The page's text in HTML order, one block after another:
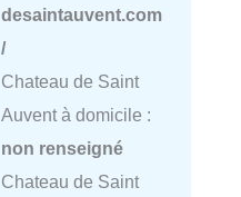
desaintauvent.com
/
Chateau de Saint
Auvent à domicile :
non renseigné
Chateau de Saint